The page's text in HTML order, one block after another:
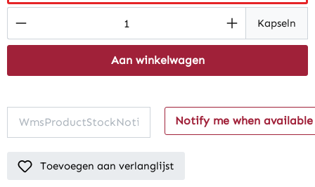
Product Quantity: Enter the desiredKapseln
Aan winkelwagen
Notify me when available
Toevoegen aan verlanglijst